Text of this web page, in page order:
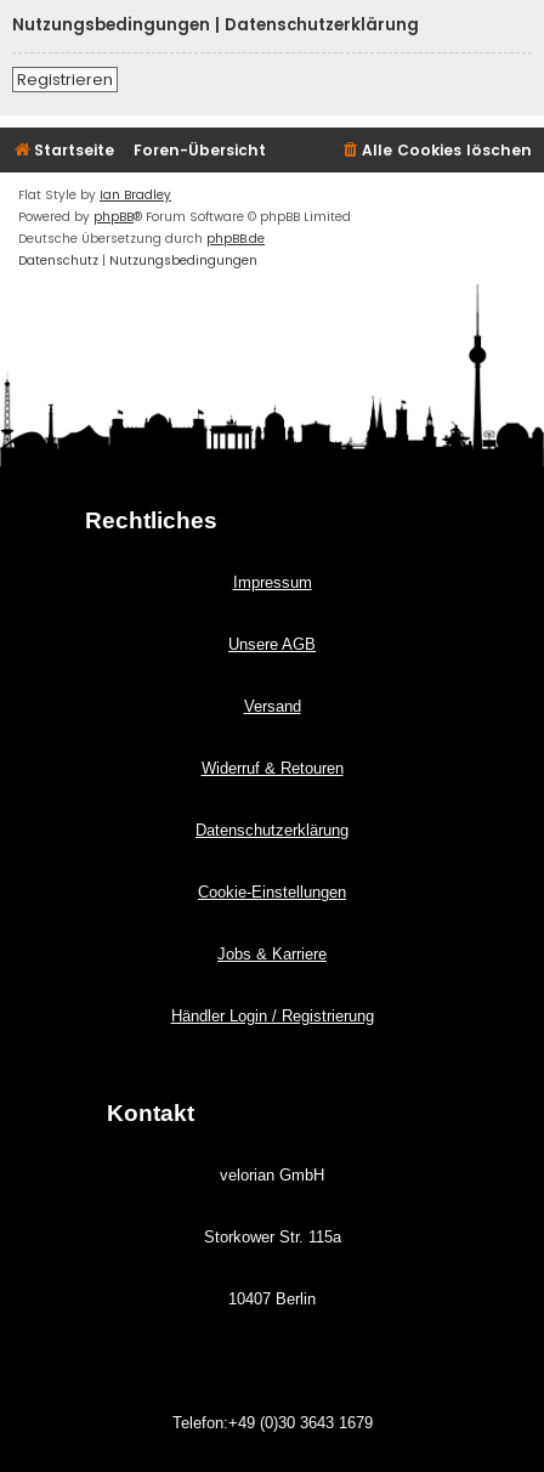
Nutzungsbedingungen | Datenschutzerklärung
Registrieren
Startseite Foren-Übersicht Alle Cookies löschen
Flat Style by Ian Bradley
Powered by phpBB® Forum Software © phpBB Limited
Deutsche Übersetzung durch phpBB.de
Datenschutz | Nutzungsbedingungen
Rechtliches
Impressum
Unsere AGB
Versand
Widerruf & Retouren
Datenschutzerklärung
Cookie-Einstellungen
Jobs & Karriere
Händler Login / Registrierung
Kontakt
velorian GmbH
Storkower Str. 115a
10407 Berlin
Telefon:+49 (0)3036431679